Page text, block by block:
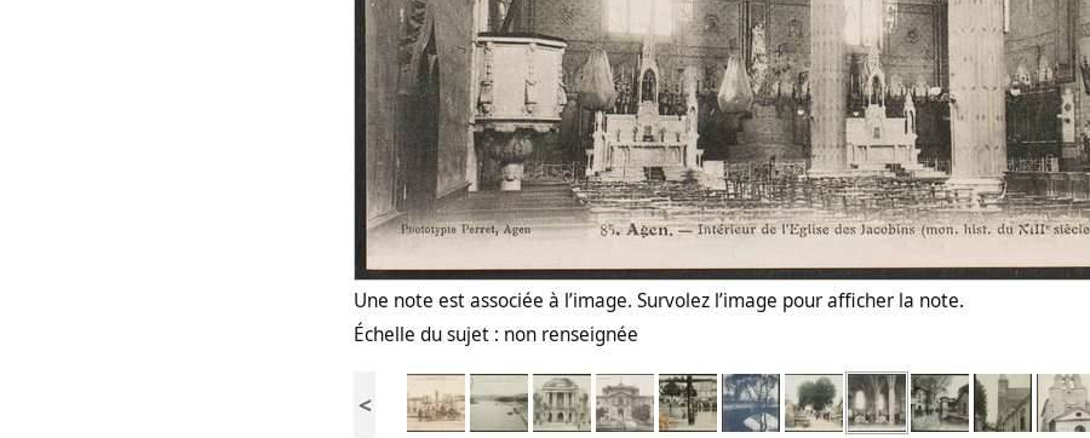
Une note est associée à l’image. Survolez l’image pour afficher la note.
Échelle du sujet : non renseignée
<